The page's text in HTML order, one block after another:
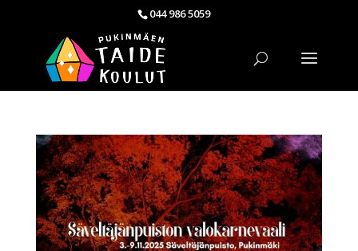
044 986 5059